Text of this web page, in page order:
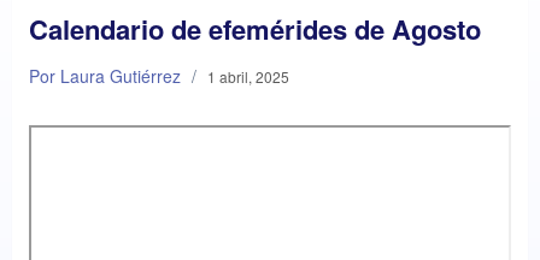
Calendario de efemérides de Agosto
Por Laura Gutiérrez / 1 abril, 2025